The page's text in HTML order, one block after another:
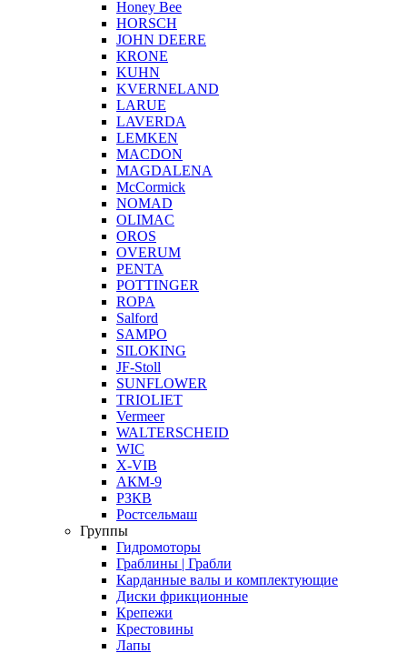
Honey Bee
HORSCH
JOHN DEERE
KRONE
KUHN
KVERNELAND
LARUE
LAVERDA
LEMKEN
MACDON
MAGDALENA
McCormick
NOMAD
OLIMAC
OROS
OVERUM
PENTA
POTTINGER
ROPA
Salford
SAMPO
SILOKING
JF-Stoll
SUNFLOWER
TRIOLIET
Vermeer
WALTERSCHEID
WIC
X-VIB
АКМ-9
РЗКВ
Ростсельмаш
Группы
Гидромоторы
Граблины | Грабли
Карданные валы и комплектующие
Диски фрикционные
Крепежи
Крестовины
Лапы